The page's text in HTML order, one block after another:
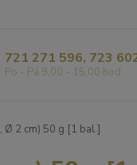
721 271 596, 723
Po - Pá 9,00 - 15,00 hod
Ø 2 cm) 50 g [1 bal.]